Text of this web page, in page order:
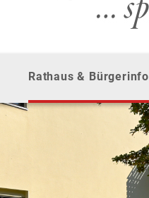
Rathaus & Bürgerinfo